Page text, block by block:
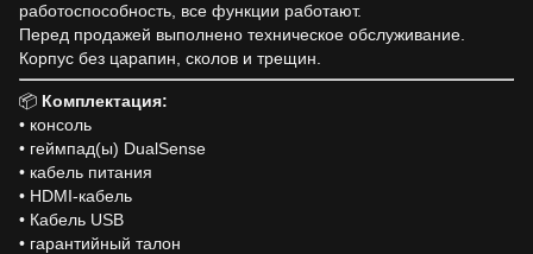
работоспособность, все функции работают.
Перед продажей выполнено техническое обслуживание.
Корпус без царапин, сколов и трещин.
📦 Комплектация:
• консоль
• геймпад(ы) DualSense
• кабель питания
• HDMI-кабель
• Кабель USB
• гарантийный талон